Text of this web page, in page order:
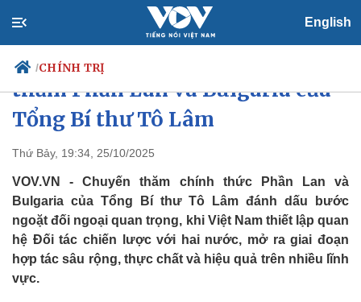
English
/CHÍNH TRỊ
Chính trị
Tổ chức nhân sự
Quốc hội
Nhận diện sự thật
Tin 24h
Dự báo thời tiết
Giáo dục
Dấu ấn VOV
Việc làm
Biển đảo
Dấu ấn ngoại giao qua chuyến
thăm Phần Lan và Bulgaria của
Tổng Bí thư Tô Lâm
Thứ Bảy, 19:34, 25/10/2025
VOV.VN - Chuyến thăm chính thức Phần Lan và
Bulgaria của Tổng Bí thư Tô Lâm đánh dấu bước
ngoặt đối ngoại quan trọng, khi Việt Nam thiết lập quan
hệ Đối tác chiến lược với hai nước, mở ra giai đoạn
hợp tác sâu rộng, thực chất và hiệu quả trên nhiều lĩnh
vực.